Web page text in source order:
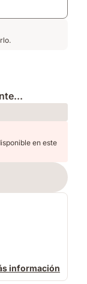
en este
información